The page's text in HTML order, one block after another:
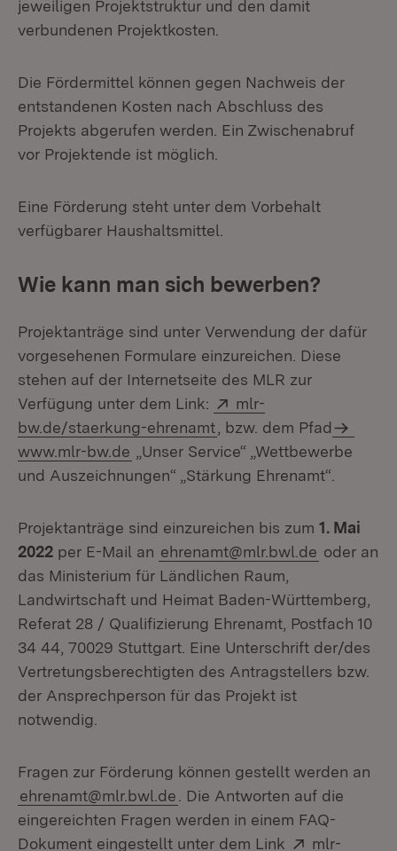
jeweiligen Projektstruktur und den damit
verbundenen Projektkosten.
Die Fördermittel können gegen Nachweis der
entstandenen Kosten nach Abschluss des
Projekts abgerufen werden. Ein Zwischenabruf
vor Projektende ist möglich.
Eine Förderung steht unter dem Vorbehalt
verfügbarer Haushaltsmittel.
Wie kann man sich bewerben?
Projektanträge sind unter Verwendung der dafür
vorgesehenen Formulare einzureichen. Diese
stehen auf der Internetseite des MLR zur
Verfügung unter dem Link:
Extern:
mlr-
bw.de/staerkung-ehrenamt (Öffnet in neuem
, bzw. dem Pfad
www.mlr-bw.de
„Unser Service“ „Wettbewerbe
und Auszeichnungen“ „Stärkung Ehrenamt“.
Projektanträge sind einzureichen bis zum 1. Mai
2022 per E-Mail an ehrenamt@mlr.bwl.de oder an
das Ministerium für Ländlichen Raum,
Landwirtschaft und Heimat Baden-Württemberg,
Referat 28 / Qualifizierung Ehrenamt, Postfach 10
34 44, 70029 Stuttgart. Eine Unterschrift der/des
Vertretungsberechtigten des Antragstellers bzw.
der Ansprechperson für das Projekt ist
notwendig.
Fragen zur Förderung können gestellt werden an
ehrenamt@mlr.bwl.de
. Die Antworten auf die
eingereichten Fragen werden in einem FAQ-
Dokument eingestellt unter dem Link
Extern:
mlr-